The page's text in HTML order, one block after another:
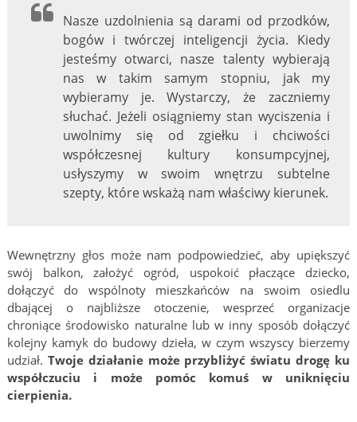
Nasze uzdolnienia są darami od przodków,
bogów i twórczej inteligencji życia. Kiedy
jesteśmy otwarci, nasze talenty wybierają
nas w takim samym stopniu, jak my
wybieramy je. Wystarczy, że zaczniemy
słuchać. Jeżeli osiągniemy stan wyciszenia i
uwolnimy się od zgiełku i chciwości
współczesnej kultury konsumpcyjnej,
usłyszymy w swoim wnętrzu subtelne
szepty, które wskażą nam właściwy kierunek.
Wewnętrzny głos może nam podpowiedzieć, aby upiększyć
swój balkon, założyć ogród, uspokoić płaczące dziecko,
dołączyć do wspólnoty mieszkańców na swoim osiedlu
dbającej o najbliższe otoczenie, wesprzeć organizacje
chroniące środowisko naturalne lub w inny sposób dołączyć
kolejny kamyk do budowy dzieła, w czym wszyscy bierzemy
udział. Twoje działanie może przybliżyć światu drogę ku
współczuciu i może pomóc komuś w uniknięciu
cierpienia.